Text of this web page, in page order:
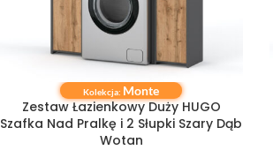
DODAJ DO KOSZYKA
Kolekcja: Monte
Zestaw Łazienkowy Duży HUGO
Szafka Nad Pralkę i 2 Słupki Szary Dąb
Wotan